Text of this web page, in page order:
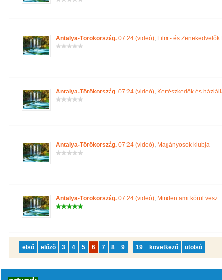
Antalya-Törökország. 07:24 (videó), Film - és Zenekedvelők
Antalya-Törökország. 07:24 (videó), Kertészkedők és
Antalya-Törökország. 07:24 (videó), Magányosok klubja
Antalya-Törökország. 07:24 (videó), Minden ami körül vesz
első előző 3 4 5 6 7 8 9 ... 19 következő utolsó